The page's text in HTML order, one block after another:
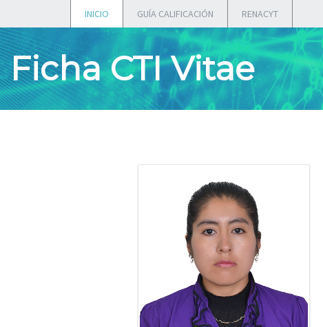
INICIO GUÍA CALIFICACIÓN RENACYT
Ficha CTI Vitae